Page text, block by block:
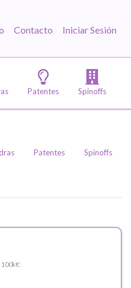
Contacto Iniciar Sesión
Patentes Spinoffs
Patentes Spinoffs